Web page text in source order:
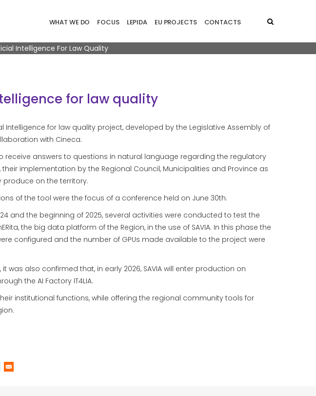
WHAT WE DO FOCUS LEPIDA EU PROJECTS CONTACTS
Intelligence For Law Quality
for law quality
Intelligence for law quality project, developed by the Legislative Assembly of
with Cineca.
receive answers to questions in natural language regarding the regulatory
their implementation by the Regional Council, Municipalities and Province as
produce on the territory.
of the tool were the focus of a conference held on June 30th.
and the beginning of 2025, several activities were conducted to test the
the big data platform of the Region, in the use of SAVIA. In this phase the
configured and the number of GPUs made available to the project were
was also confirmed that, in early 2026, SAVIA will enter production on
the AI Factory IT4LIA.
institutional functions, while offering the regional community tools for